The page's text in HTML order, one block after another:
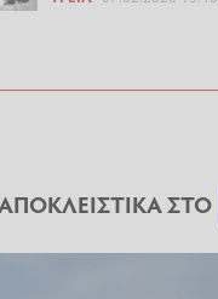
ΑΠΟΚΛΕΙΣΤΙΚΑ ΣΤΟ